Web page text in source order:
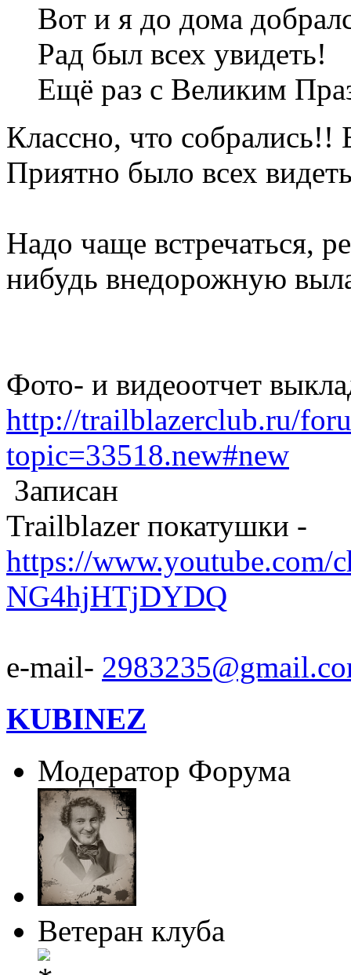
Вот и я до дома
Рад был всех увидеть!
Ещё раз с Великим
Классно, что собрались!!
Приятно было всех
Надо чаще встречаться,
нибудь внедорожную
Фото- и видеоотчет
http://trailblazerclub.ru/
topic=33518.new#new
Записан
Trailblazer покатушки -
https://
NG4hjHTjDYDQ
e-mail-
KUBINEZ
Модератор Форума
Ветеран клуба